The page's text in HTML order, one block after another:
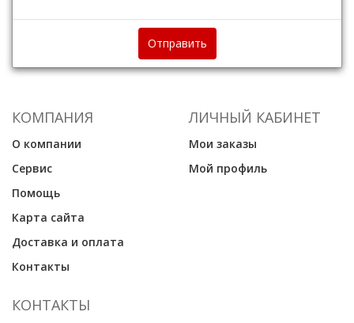
Отправить
КОМПАНИЯ
О компании
Сервис
Помощь
Карта сайта
Доставка и оплата
Контакты
ЛИЧНЫЙ КАБИНЕТ
Мои заказы
Мой профиль
КОНТАКТЫ